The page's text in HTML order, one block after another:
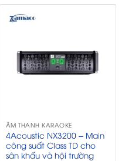
ÂM THANH KARAOKE
4Acoustic NX3200 – Main
công suất Class TD cho
sân khấu và hội trường